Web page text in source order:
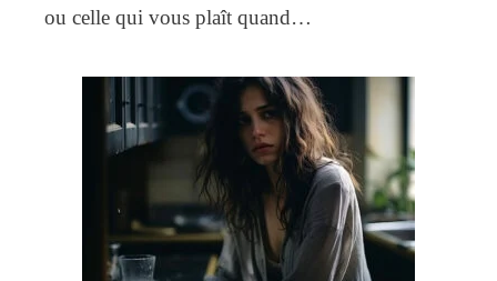
ou celle qui vous plaît quand…